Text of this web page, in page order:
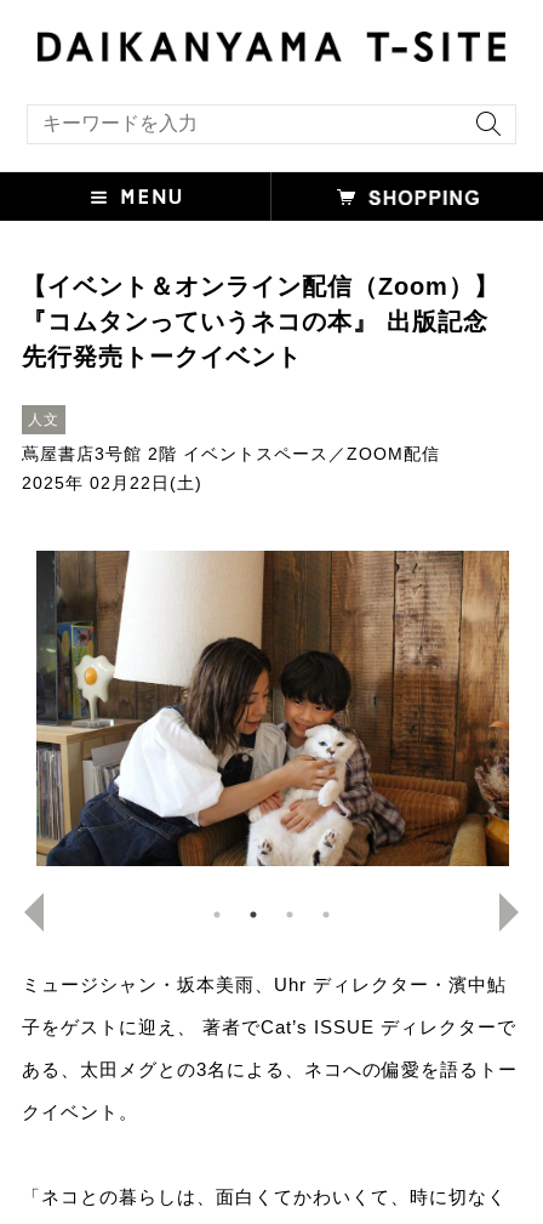
【イベント＆オンライン配信（Zoom）】
『コムタンっていうネコの本』 出版記念
先行発売トークイベント
人文
蔦屋書店3号館 2階 イベントスペース／ZOOM配信
2025年 02月22日(土)
ミュージシャン・坂本美雨、Uhr ディレクター・濱中鮎
子をゲストに迎え、 著者でCat’s ISSUE ディレクターで
ある、太田メグとの3名による、ネコへの偏愛を語るトー
クイベント。
「ネコとの暮らしは、面白くてかわいくて、時に切なく